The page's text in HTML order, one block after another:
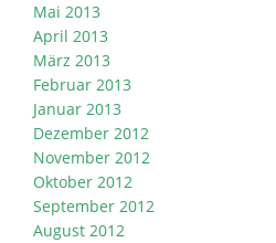
Mai 2013
April 2013
März 2013
Februar 2013
Januar 2013
Dezember 2012
November 2012
Oktober 2012
September 2012
August 2012